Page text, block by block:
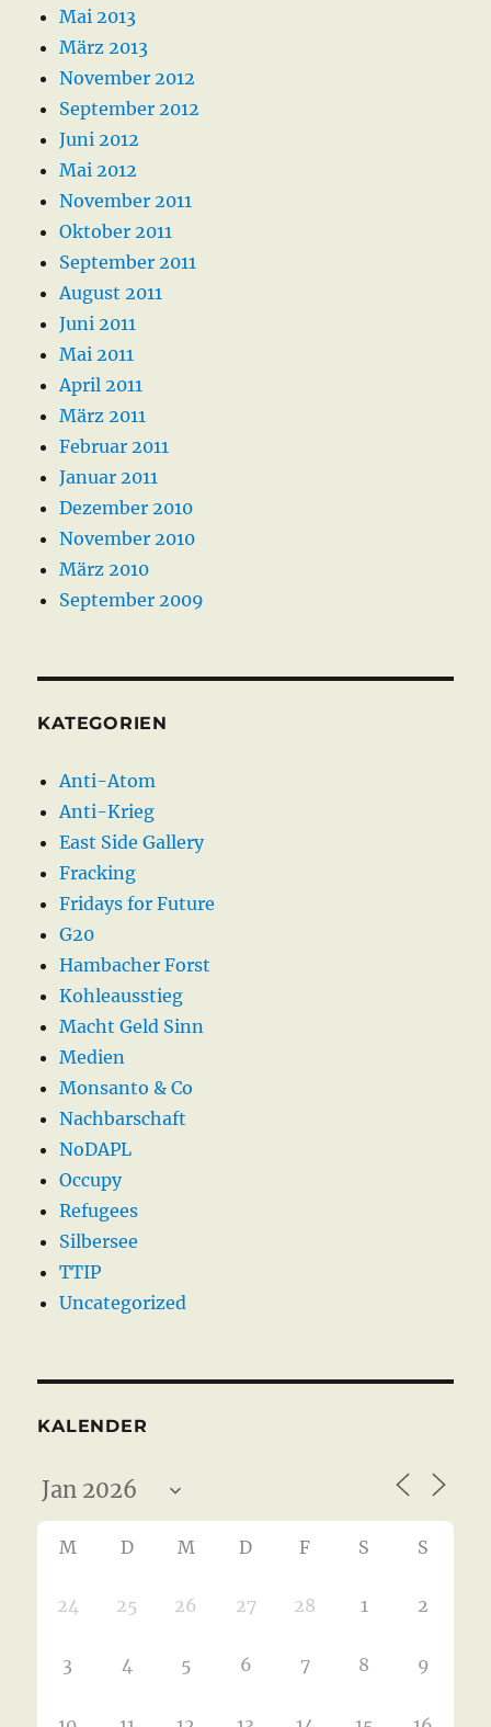
Mai 2013
März 2013
November 2012
September 2012
Juni 2012
Mai 2012
November 2011
Oktober 2011
September 2011
August 2011
Juni 2011
Mai 2011
April 2011
März 2011
Februar 2011
Januar 2011
Dezember 2010
November 2010
März 2010
September 2009
KATEGORIEN
Anti-Atom
Anti-Krieg
East Side Gallery
Fracking
Fridays for Future
G20
Hambacher Forst
Kohleausstieg
Macht Geld Sinn
Medien
Monsanto & Co
Nachbarschaft
NoDAPL
Occupy
Refugees
Silbersee
TTIP
Uncategorized
KALENDER
M D M D F S S
24 25 26 27 28 1 2
3 4 5 6 7 8 9